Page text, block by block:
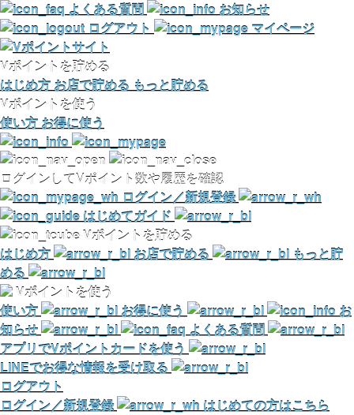
よくある質問
お知らせ
ログアウト
マイページ
Vポイントを貯める
はじめ方 お店で貯める もっと貯める
Vポイントを使う
使い方 お得に使う
ログインしてVポイント数や履歴を確認
ログイン／新規登録
はじめてガイド
Vポイントを貯める
はじめ方
お店で貯める
もっと貯
める
Vポイントを使う
使い方
お得に使う
お
知らせ
よくある質問
アプリでVポイントカードを使う
LINEでお得な情報を受け取る
ログアウト
ログイン／新規登録
はじめての方はこちら